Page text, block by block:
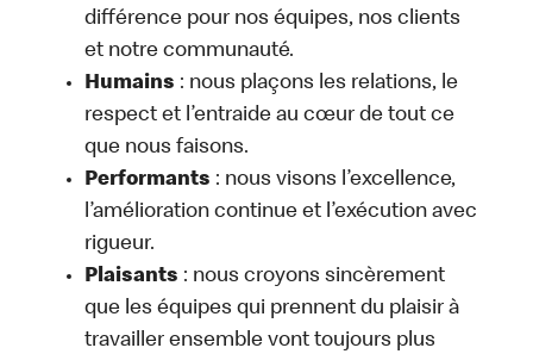
différence pour nos équipes, nos clients
et notre communauté.
Humains : nous plaçons les relations, le
respect et l’entraide au cœur de tout ce
que nous faisons.
Performants : nous visons l’excellence,
l’amélioration continue et l’exécution avec
rigueur.
Plaisants : nous croyons sincèrement
que les équipes qui prennent du plaisir à
travailler ensemble vont toujours plus